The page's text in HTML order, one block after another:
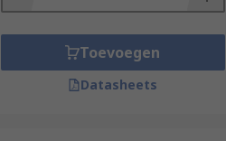
Toevoegen
Datasheets